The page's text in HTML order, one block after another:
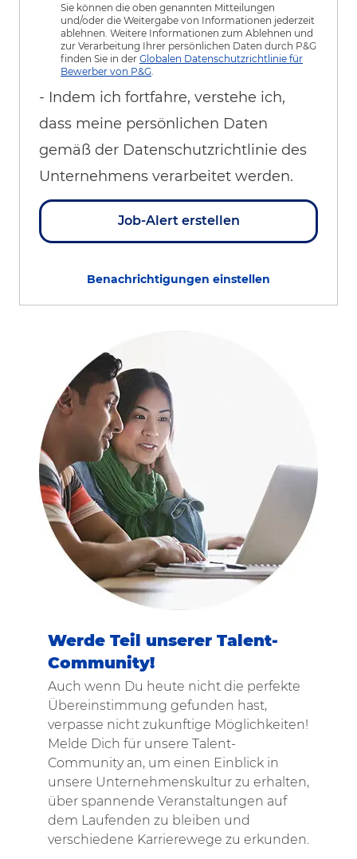
Sie können die oben genannten Mitteilungen
und/oder die Weitergabe von Informationen jederzeit
ablehnen. Weitere Informationen zum Ablehnen und
zur Verarbeitung Ihrer persönlichen Daten durch P&G
finden Sie in der Globalen Datenschutzrichtlinie für
Bewerber von P&G
- Indem ich fortfahre, verstehe ich,
dass meine persönlichen Daten
gemäß der Datenschutzrichtlinie des
Unternehmens verarbeitet werden.
Job-Alert erstellen
Benachrichtigungen einstellen
Werde Teil unserer Talent-
Community!
Auch wenn Du heute nicht die perfekte
Übereinstimmung gefunden hast,
verpasse nicht zukunftige Möglichkeiten!
Melde Dich für unsere Talent-
Community an, um einen Einblick in
unsere Unternehmenskultur zu erhalten,
über spannende Veranstaltungen auf
dem Laufenden zu bleiben und
verschiedene Karrierewege zu erkunden.